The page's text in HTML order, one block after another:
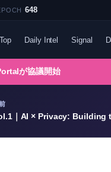
648
Daily Intel Signal
が協議開始
｜AI × Privacy: Building